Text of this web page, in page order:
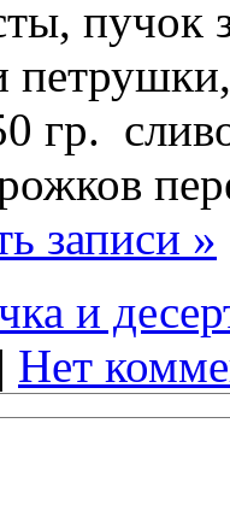
пучок
гр.
записи »
и
| Нет